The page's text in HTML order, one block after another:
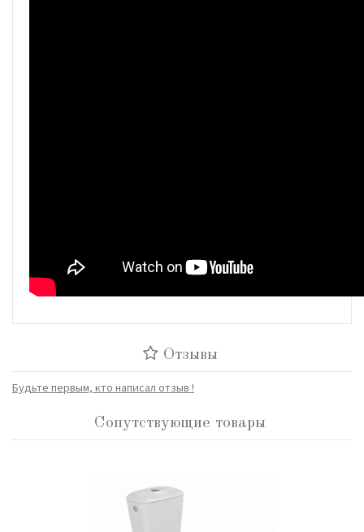
Отзывы
Будьте первым, кто написал отзыв !
Сопутствующие товары